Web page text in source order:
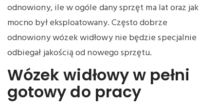
odnowiony, ile w ogóle dany sprzęt ma lat oraz jak
mocno był eksploatowany. Często dobrze
odnowiony wózek widłowy nie będzie specjalnie
odbiegał jakością od nowego sprzętu.
Wózek widłowy w pełni
gotowy do pracy